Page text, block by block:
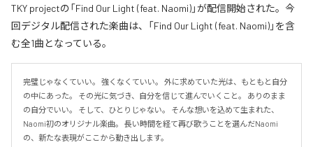
TKY projectの「Find Our Light (feat. Naomi)」が配信開始された。今
回デジタル配信された楽曲は、「Find Our Light (feat. Naomi)」を含
む全1曲となっている。
完璧じゃなくていい。 強くなくていい。 外に求めていた光は、もともと自分
の中にあった。 その光に気づき、自分を信じて進んでいくこと。 ありのまま
の自分でいい。 そして、ひとりじゃない。 そんな想いを込めて生まれた、
Naomi初のオリジナル楽曲。 長い時間を経て再び歌うことを選んだNaomi
の、新たな表現がここから動き出します。